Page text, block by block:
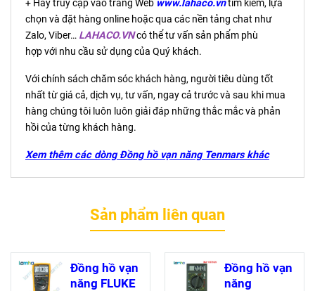
+ Hãy truy cập vào trang Web www.lahaco.vntìm kiếm, lựa
chọn và đặt hàng online hoặc qua các nền tảng chat như
Zalo, Viber… LAHACO.VNcó thể tư vấn sản phẩm phù
hợp với nhu cầu sử dụng của Quý khách.
Với chính sách chăm sóc khách hàng, người tiêu dùng tốt
nhất từ giá cả, dịch vụ, tư vấn, ngay cả trước và sau khi mua
hàng chúng tôi luôn luôn giải đáp những thắc mắc và phản
hồi của từng khách hàng.
Xem thêm các dòng Đồng hồ vạn năng Tenmars khác
Sản phẩm liên quan
Đồng hồ vạn
năng FLUKE
Đồng hồ vạn
năng